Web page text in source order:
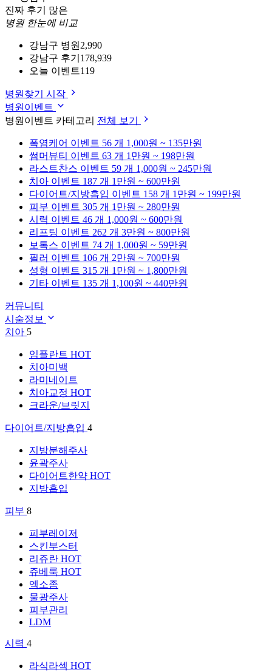
진짜 후기 많은
병원 한눈에 비교
강남구 병원 2,990
강남구 후기 178,939
오늘 이벤트119
병원찾기 시작
병원이벤트
병원이벤트 카테고리 전체 보기
폭염케어 이벤트 56 개 1,000원 ~ 135만원
썸머뷰티 이벤트 63 개 1만원 ~ 198만원
라스트찬스 이벤트 59 개 1,000원 ~ 245만원
치아 이벤트 187 개 1만원 ~ 600만원
다이어트/지방흡입 이벤트 158 개 1만원 ~ 199만원
피부 이벤트 305 개 1만원 ~ 280만원
시력 이벤트 46 개 1,000원 ~ 600만원
리프팅 이벤트 262 개 3만원 ~ 800만원
보톡스 이벤트 74 개 1,000원 ~ 59만원
필러 이벤트 106 개 2만원 ~ 700만원
성형 이벤트 315 개 1만원 ~ 1,800만원
기타 이벤트 135 개 1,100원 ~ 440만원
커뮤니티
시술정보
치아 5
임플란트 HOT
치아미백
라미네이트
치아교정 HOT
크라운/브릿지
다이어트/지방흡입 4
지방분해주사
윤곽주사
다이어트한약 HOT
지방흡입
피부 8
피부레이저
스킨부스터
리쥬란 HOT
쥬베룩 HOT
엑소좀
물광주사
피부관리
LDM
시력 4
라식라섹 HOT